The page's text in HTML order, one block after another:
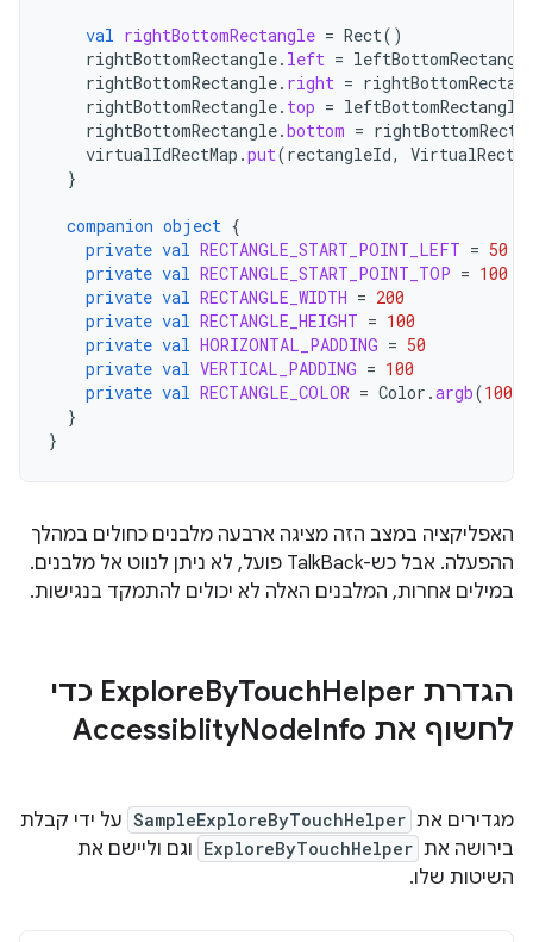
val rightBottomRectangle = Rect()
rightBottomRectangle. left =
rightBottomRectangle. right =
rightBottomRectangle. top = leftBottomRectangle
rightBottomRectangle.bottom =
virtualIdRectMap .put(rectangleId, VirtualRect
}
companion object {
private val RECTANGLE_START_POINT_LEFT = 50
private val RECTANGLE_START_POINT_TOP = 100
private val RECTANGLE_WIDTH = 200
private val RECTANGLE_HEIGHT = 100
private val HORIZONTAL_PADDING = 50
private val VERTICAL_PADDING = 100
private val RECTANGLE_COLOR = Color .argb(100
}
}
האפליקציה במצב הזה מציגה ארבעה מלבנים כחולים במהלך
ההפעלה. אבל כש-TalkBack פועל, לא ניתן לנווט אל מלבנים.
במילים אחרות, המלבנים האלה לא יכולים להתמקד בנגישות.
הגדרת Explore ByTouch
Helper כדי
לחשוף את Accessiblity
NodeInfo
מגדירים את SampleExploreByTouchHelper על ידי קבלת
בירושה את ExploreByTouchHelper וגם וליישם את
השיטות שלו.